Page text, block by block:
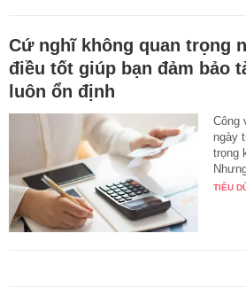
Cứ nghĩ không quan trọng
điều tốt giúp bạn đảm bảo
luôn ổn định
Công
ngày
trọng
TIÊU